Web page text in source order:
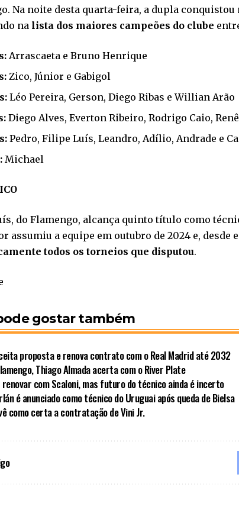
Na noite desta quarta-feira, a dupla
na lista dos maiores campeões do clube
Arrascaeta e Bruno Henrique
Zico, Júnior e Gabigol
Léo Pereira, Gerson, Diego Ribas e Willian Arão
Diego Alves, Everton Ribeiro, Rodrigo Caio,
Pedro, Filipe Luís, Leandro, Adílio, Andrade e
Michael
do Flamengo, alcança quinto título como
assumiu a equipe em outubro de 2024 e, desde
todos os torneios que disputou.
gostar também
proposta e renova contrato com o Real Madrid até 2032
Thiago Almada acerta com o River Plate
renovar com Scaloni, mas futuro do técnico ainda é incerto
é anunciado como técnico do Uruguai após queda de Bielsa
como certa a contratação de Vini Jr.